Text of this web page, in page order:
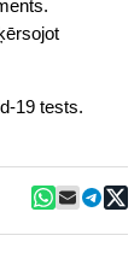
19 tests.